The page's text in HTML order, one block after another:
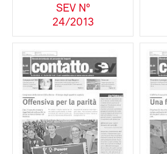
SEV N°
24/2013